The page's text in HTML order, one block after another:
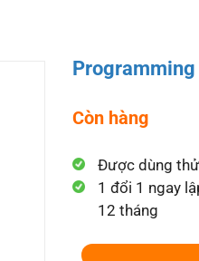
Programming
Còn hàng
Được dùng
1 đổi 1 ngay
12 tháng